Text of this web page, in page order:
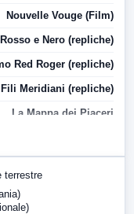
Nouvelle Vouge (Film)
Rosso e Nero (repliche)
Red Roger (repliche)
Fili Meridiani (repliche)
La Mappa dei Piaceri
terrestre